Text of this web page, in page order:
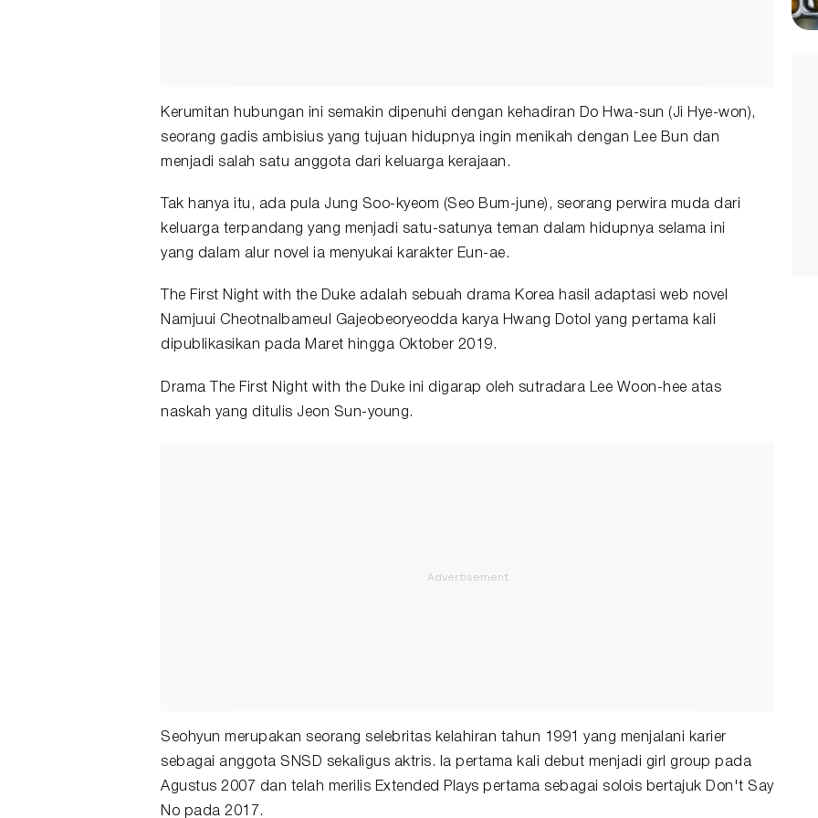
Kerumitan hubungan ini semakin dipenuhi dengan kehadiran Do Hwa-sun (Ji Hye-won),
seorang gadis ambisius yang tujuan hidupnya ingin menikah dengan Lee Bun dan
menjadi salah satu anggota dari keluarga kerajaan.
Tak hanya itu, ada pula Jung Soo-kyeom (Seo Bum-june), seorang perwira muda dari
keluarga terpandang yang menjadi satu-satunya teman dalam hidupnya selama ini
yang dalam alur novel ia menyukai karakter Eun-ae.
The First Night with the Duke adalah sebuah drama Korea hasil adaptasi web novel
Namjuui Cheotnalbameul Gajeobeoryeodda karya Hwang Dotol yang pertama kali
dipublikasikan pada Maret hingga Oktober 2019.
Drama The First Night with the Duke ini digarap oleh sutradara Lee Woon-hee atas
naskah yang ditulis Jeon Sun-young.
Seohyun merupakan seorang selebritas kelahiran tahun 1991 yang menjalani karier
sebagai anggota SNSD sekaligus aktris. Ia pertama kali debut menjadi girl group pada
Agustus 2007 dan telah merilis Extended Plays pertama sebagai solois bertajuk Don't Say
No pada 2017.